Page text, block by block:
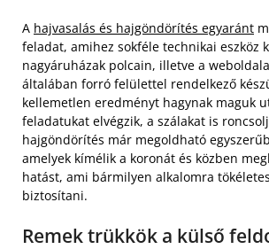
A hajvasalás és hajgöndörítés egyaránt
feladat, amihez sokféle technikai eszköz
nagyáruházak polcain, illetve a
általában forró felülettel rendelkező
kellemetlen eredményt hagynak maguk
feladatukat elvégzik, a szálakat is
hajgöndörítés már megoldható
amelyek kímélik a koronát és közben
hatást, ami bármilyen alkalomra
biztosítani.
Remek trükkök a külső